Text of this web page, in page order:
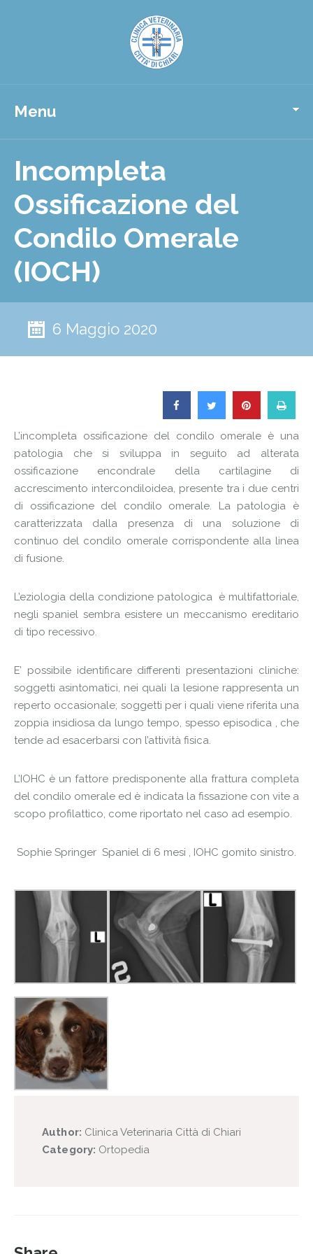
Menu
Incompleta
Ossificazione del
Condilo Omerale
(IOCH)
6 Maggio 2020
L’incompleta ossificazione del condilo omerale è una
patologia che si sviluppa in seguito ad alterata
ossificazione encondrale della cartilagine di
accrescimento intercondiloidea, presente tra i due centri
di ossificazione del condilo omerale. La patologia è
caratterizzata dalla presenza di una soluzione di
continuo del condilo omerale corrispondente alla linea
di fusione.
L’eziologia della condizione patologica è multifattoriale,
negli spaniel sembra esistere un meccanismo ereditario
di tipo recessivo.
E’ possibile identificare differenti presentazioni cliniche:
soggetti asintomatici, nei quali la lesione rappresenta un
reperto occasionale; soggetti per i quali viene riferita una
zoppia insidiosa da lungo tempo, spesso episodica , che
tende ad esacerbarsi con l’attività fisica.
L’IOHC è un fattore predisponente alla frattura completa
del condilo omerale ed è indicata la fissazione con vite a
scopo profilattico, come riportato nel caso ad esempio.
Sophie Springer Spaniel di 6 mesi , IOHC gomito sinistro.
Author: Clinica Veterinaria Città di Chiari
Category: Ortopedia